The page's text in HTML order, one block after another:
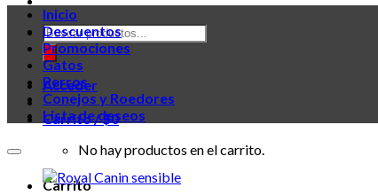
Búsqueda
de
productos
Acceder
Carrito /$0
No hay productos en el carrito.
Carrito
Inicio
Descuentos
Promociones
Gatos
Perros
Conejos y Roedores
Lista de deseos